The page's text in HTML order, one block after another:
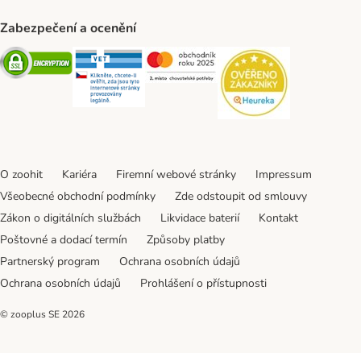
Zabezpečení a ocenění
Security Security Security
O zoohit Kariéra Firemní webové stránky
Impressum
Všeobecné obchodní podmínky
Zde odstoupit od smlouvy
Zákon o digitálních službách
Likvidace baterií
Kontakt
Poštovné a dodací termín
Způsoby platby
Partnerský program
Ochrana osobních údajů
Ochrana osobních údajů
Prohlášení o přístupnosti
© zooplus SE 2026